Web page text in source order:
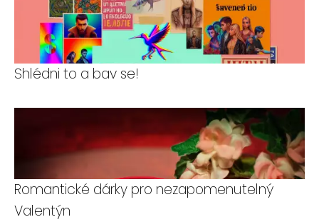
Shlédni to a bav se!
Romantické dárky pro nezapomenutelný
Valentýn